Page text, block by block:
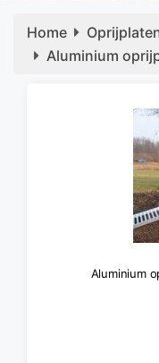
Home
Aluminium
Aluminium